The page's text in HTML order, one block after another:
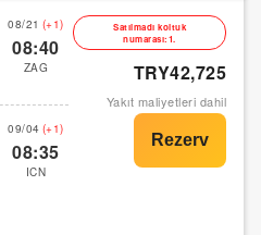
08/21 (+1)
08:40
ZAG
09/04 (+1)
08:35
ICN
Satılmadı koltuk
numarası:1.
TRY42,725
Yakıt maliyetleri dahil